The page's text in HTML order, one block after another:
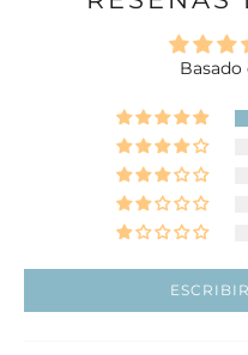
Basado